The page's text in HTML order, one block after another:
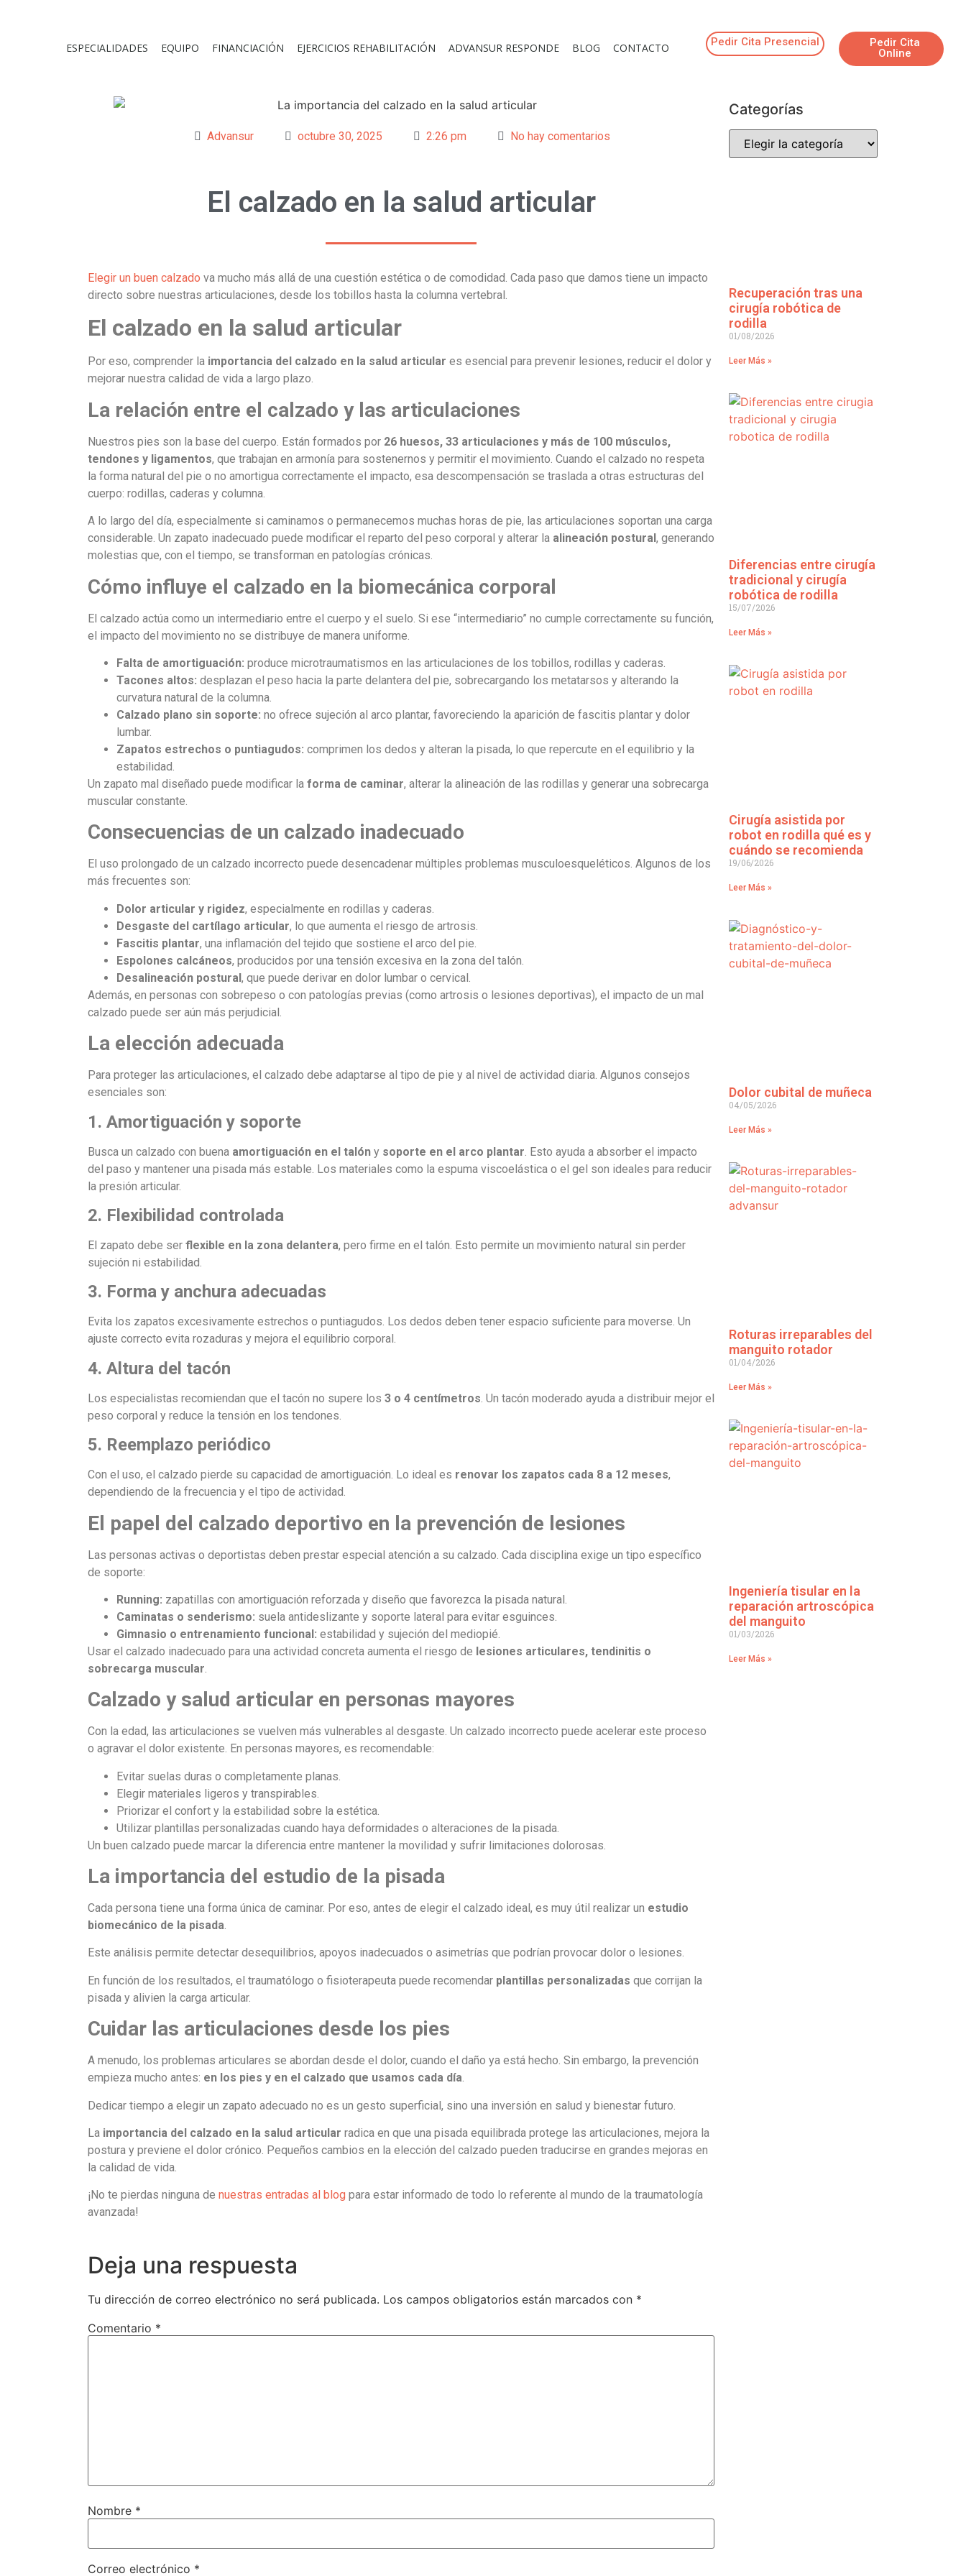
ESPECIALIDADES EQUIPO FINANCIACIÓN EJERCICIOS REHABILITACIÓN ADVANSUR RESPONDE BLOG CONTACTO Pedir Cita Presencial
Pedir Cita
Online
Advansur octubre 30, 2025 2:26 pm No hay comentarios
El calzado en la salud articular
Elegir un buen calzado va mucho más allá de una cuestión estética o de comodidad. Cada paso que damos tiene un impacto
directo sobre nuestras articulaciones, desde los tobillos hasta la columna vertebral.
El calzado en la salud articular
Por eso, comprender la importancia del calzado en la salud articular es esencial para prevenir lesiones, reducir el dolor y
mejorar nuestra calidad de vida a largo plazo.
La relación entre el calzado y las articulaciones
Nuestros pies son la base del cuerpo. Están formados por 26 huesos, 33 articulaciones y más de 100 músculos,
tendones y ligamentos, que trabajan en armonía para sostenernos y permitir el movimiento. Cuando el calzado no respeta
la forma natural del pie o no amortigua correctamente el impacto, esa descompensación se traslada a otras estructuras del
cuerpo: rodillas, caderas y columna.
A lo largo del día, especialmente si caminamos o permanecemos muchas horas de pie, las articulaciones soportan una carga
considerable. Un zapato inadecuado puede modificar el reparto del peso corporal y alterar la alineación postural , generando
molestias que, con el tiempo, se transforman en patologías crónicas.
Cómo influye el calzado en la biomecánica corporal
El calzado actúa como un intermediario entre el cuerpo y el suelo. Si ese “intermediario” no cumple correctamente su función,
el impacto del movimiento no se distribuye de manera uniforme.
Falta de amortiguación: produce microtraumatismos en las articulaciones de los tobillos, rodillas y caderas.
Tacones altos: desplazan el peso hacia la parte delantera del pie, sobrecargando los metatarsos y alterando la
curvatura natural de la columna.
Calzado plano sin soporte: no ofrece sujeción al arco plantar, favoreciendo la aparición de fascitis plantar y dolor
lumbar.
Zapatos estrechos o puntiagudos: comprimen los dedos y alteran la pisada, lo que repercute en el equilibrio y la
estabilidad.
Un zapato mal diseñado puede modificar la forma de caminar, alterar la alineación de las rodillas y generar una sobrecarga
muscular constante.
Consecuencias de un calzado inadecuado
El uso prolongado de un calzado incorrecto puede desencadenar múltiples problemas musculoesqueléticos. Algunos de los
más frecuentes son:
Dolor articular y rigidez, especialmente en rodillas y caderas.
Desgaste del cartílago articular, lo que aumenta el riesgo de artrosis.
Fascitis plantar, una inflamación del tejido que sostiene el arco del pie.
Espolones calcáneos, producidos por una tensión excesiva en la zona del talón.
Desalineación postural, que puede derivar en dolor lumbar o cervical.
Además, en personas con sobrepeso o con patologías previas (como artrosis o lesiones deportivas), el impacto de un mal
calzado puede ser aún más perjudicial.
La elección adecuada
Para proteger las articulaciones, el calzado debe adaptarse al tipo de pie y al nivel de actividad diaria. Algunos consejos
esenciales son:
1. Amortiguación y soporte
Busca un calzado con buena amortiguación en el talón y soporte en el arco plantar . Esto ayuda a absorber el impacto
del paso y mantener una pisada más estable. Los materiales como la espuma viscoelástica o el gel son ideales para reducir
la presión articular.
2. Flexibilidad controlada
El zapato debe ser flexible en la zona delantera, pero firme en el talón. Esto permite un movimiento natural sin perder
sujeción ni estabilidad.
3. Forma y anchura adecuadas
Evita los zapatos excesivamente estrechos o puntiagudos. Los dedos deben tener espacio suficiente para moverse. Un
ajuste correcto evita rozaduras y mejora el equilibrio corporal.
4. Altura del tacón
Los especialistas recomiendan que el tacón no supere los 3 o 4 centímetros . Un tacón moderado ayuda a distribuir mejor el
peso corporal y reduce la tensión en los tendones.
5. Reemplazo periódico
Con el uso, el calzado pierde su capacidad de amortiguación. Lo ideal es renovar los zapatos cada 8 a 12 meses,
dependiendo de la frecuencia y el tipo de actividad.
El papel del calzado deportivo en la prevención de lesiones
Las personas activas o deportistas deben prestar especial atención a su calzado. Cada disciplina exige un tipo específico
de soporte:
Running: zapatillas con amortiguación reforzada y diseño que favorezca la pisada natural.
Caminatas o senderismo: suela antideslizante y soporte lateral para evitar esguinces.
Gimnasio o entrenamiento funcional: estabilidad y sujeción del mediopié.
Usar el calzado inadecuado para una actividad concreta aumenta el riesgo de lesiones articulares, tendinitis o
sobrecarga muscular.
Calzado y salud articular en personas mayores
Con la edad, las articulaciones se vuelven más vulnerables al desgaste. Un calzado incorrecto puede acelerar este proceso
o agravar el dolor existente. En personas mayores, es recomendable:
Evitar suelas duras o completamente planas.
Elegir materiales ligeros y transpirables.
Priorizar el confort y la estabilidad sobre la estética.
Utilizar plantillas personalizadas cuando haya deformidades o alteraciones de la pisada.
Un buen calzado puede marcar la diferencia entre mantener la movilidad y sufrir limitaciones dolorosas.
La importancia del estudio de la pisada
Cada persona tiene una forma única de caminar. Por eso, antes de elegir el calzado ideal, es muy útil realizar un estudio
biomecánico de la pisada.
Este análisis permite detectar desequilibrios, apoyos inadecuados o asimetrías que podrían provocar dolor o lesiones.
En función de los resultados, el traumatólogo o fisioterapeuta puede recomendar plantillas personalizadas que corrijan la
pisada y alivien la carga articular.
Cuidar las articulaciones desde los pies
A menudo, los problemas articulares se abordan desde el dolor, cuando el daño ya está hecho. Sin embargo, la prevención
empieza mucho antes: en los pies y en el calzado que usamos cada día.
Dedicar tiempo a elegir un zapato adecuado no es un gesto superficial, sino una inversión en salud y bienestar futuro.
La importancia del calzado en la salud articular radica en que una pisada equilibrada protege las articulaciones, mejora la
postura y previene el dolor crónico. Pequeños cambios en la elección del calzado pueden traducirse en grandes mejoras en
la calidad de vida.
¡No te pierdas ninguna de nuestras entradas al blog para estar informado de todo lo referente al mundo de la traumatología
avanzada!
Deja una respuesta
Tu dirección de correo electrónico no será publicada. Los campos obligatorios están marcados con *
Comentario *
Nombre *
Correo electrónico *
Categorías
Recuperación tras una
cirugía robótica de
rodilla
01/08/2026
Leer Más »
Diferencias entre cirugía
tradicional y cirugía
robótica de rodilla
15/07/2026
Leer Más »
Cirugía asistida por
robot en rodilla qué es y
cuándo se recomienda
19/06/2026
Leer Más »
Dolor cubital de muñeca
04/05/2026
Leer Más »
Roturas irreparables del
manguito rotador
01/04/2026
Leer Más »
Ingeniería tisular en la
reparación artroscópica
del manguito
01/03/2026
Leer Más »